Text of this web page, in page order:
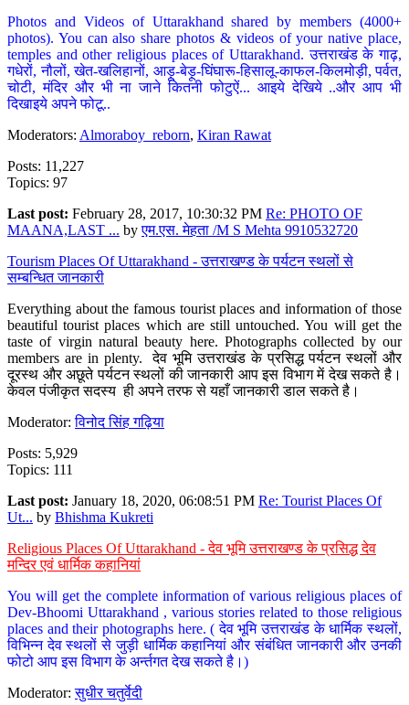
Photos and Videos of Uttarakhand shared by members (4000+
photos). You can also share photos & videos of your native place,
temples and other religious places of Uttarakhand. उत्तराखंड के गाढ़,
गधेरों, नौलों, खेत-खलिहानों, आड़ू-बेड़ू-घिंघारू-हिसालू-काफल-किलमोड़ी, पर्वत,
चोटी, मंदिर और भी ना जाने कितनी फोटुऐं... आइये देखिये ..और आप भी
दिखाइये अपने फोटू..
Moderators: Almoraboy_reborn, Kiran Rawat
Posts: 11,227
Topics: 97
Last post: February 28, 2017, 10:30:32 PM Re: PHOTO OF
MAANA,LAST ... byएम.एस. मेहता /M S Mehta 9910532720
Tourism Places Of Uttarakhand - उत्तराखण्ड के पर्यटन स्थलों से
सम्बन्धित जानकारी
Everything about the famous tourist places and information of those
beautiful tourist places which are still untouched. You will get the
taste of virgin natural beauty here. Photographs collected by our
members are in plenty. देव भूमि उत्तराखंड के प्रसिद्ध पर्यटन स्थलों और
दूरस्थ और अछूते पर्यटन स्थलों की जानकारी आप इस विभाग में देख सकते है।
केवल पंजीकृत सदस्य ही अपने तरफ से यहाँ जानकारी डाल सकते है।
Moderator:विनोद सिंह गढ़िया
Posts: 5,929
Topics: 111
Last post: January 18, 2020, 06:08:51 PM Re: Tourist Places Of
Ut... by Bhishma Kukreti
Religious Places Of Uttarakhand - देव भूमि उत्तराखण्ड के प्रसिद्ध देव
मन्दिर एवं धार्मिक कहानियां
You will get the complete information of various religious places of
Dev-Bhoomi Uttarakhand , various stories related to those religious
places and their photographs here. ( देव भूमि उत्तराखंड के धार्मिक स्थलों,
विभिन्न देव स्थलों से जुड़ी धार्मिक कहानियां और संबंधित जानकारी और उनकी
फोटो आप इस विभाग के अर्न्तगत देख सकते है।)
Moderator:सुधीर चतुर्वेदी